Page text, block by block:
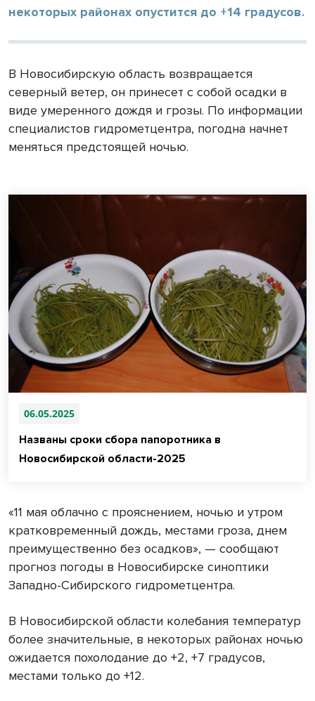
некоторых районах опустится до +14 градусов.
В Новосибирскую область возвращается
северный ветер, он принесет с собой осадки в
виде умеренного дождя и грозы. По информации
специалистов гидрометцентра, погодна начнет
меняться предстоящей ночью.
06.05.2025
Названы сроки сбора папоротника в
Новосибирской области-2025
«11 мая облачно с прояснением, ночью и утром
кратковременный дождь, местами гроза, днем
преимущественно без осадков», — сообщают
прогноз погоды в Новосибирске синоптики
Западно-Сибирского гидрометцентра.
В Новосибирской области колебания температур
более значительные, в некоторых районах ночью
ожидается похолодание до +2, +7 градусов,
местами только до +12.